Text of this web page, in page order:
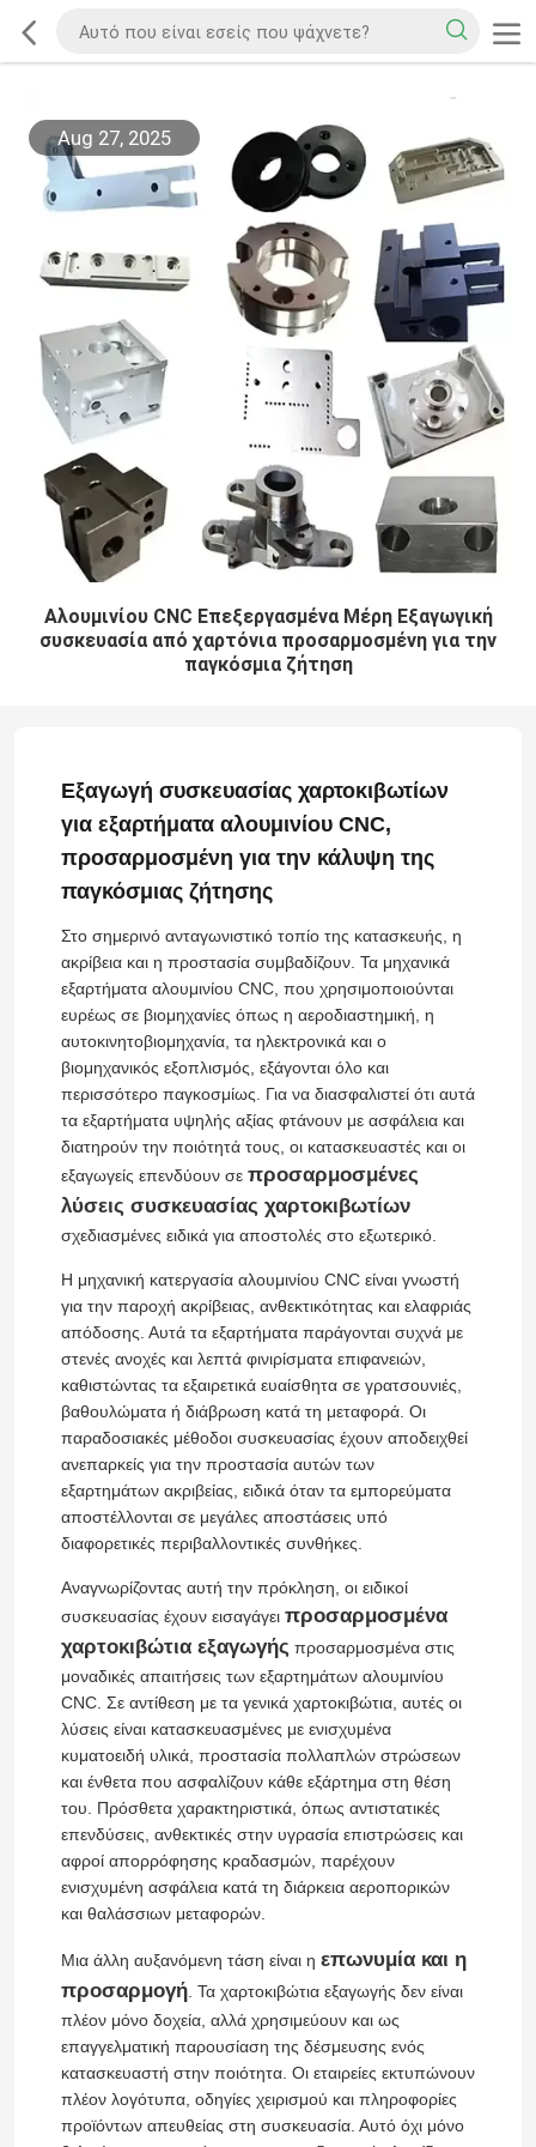
Aug 27, 2025
Αλουμινίου CNC Επεξεργασμένα Μέρη Εξαγωγική
συσκευασία από χαρτόνια προσαρμοσμένη για την
παγκόσμια ζήτηση
Εξαγωγή συσκευασίας χαρτοκιβωτίων
για εξαρτήματα αλουμινίου CNC,
προσαρμοσμένη για την κάλυψη της
παγκόσμιας ζήτησης
Στο σημερινό ανταγωνιστικό τοπίο της κατασκευής, η
ακρίβεια και η προστασία συμβαδίζουν. Τα μηχανικά
εξαρτήματα αλουμινίου CNC, που χρησιμοποιούνται
ευρέως σε βιομηχανίες όπως η αεροδιαστημική, η
αυτοκινητοβιομηχανία, τα ηλεκτρονικά και ο
βιομηχανικός εξοπλισμός, εξάγονται όλο και
περισσότερο παγκοσμίως. Για να διασφαλιστεί ότι αυτά
τα εξαρτήματα υψηλής αξίας φτάνουν με ασφάλεια και
διατηρούν την ποιότητά τους, οι κατασκευαστές και οι
εξαγωγείς επενδύουν σε προσαρμοσμένες
λύσεις συσκευασίας χαρτοκιβωτίων
σχεδιασμένες ειδικά για αποστολές στο εξωτερικό.
Η μηχανική κατεργασία αλουμινίου CNC είναι γνωστή
για την παροχή ακρίβειας, ανθεκτικότητας και ελαφριάς
απόδοσης. Αυτά τα εξαρτήματα παράγονται συχνά με
στενές ανοχές και λεπτά φινιρίσματα επιφανειών,
καθιστώντας τα εξαιρετικά ευαίσθητα σε γρατσουνιές,
βαθουλώματα ή διάβρωση κατά τη μεταφορά. Οι
παραδοσιακές μέθοδοι συσκευασίας έχουν αποδειχθεί
ανεπαρκείς για την προστασία αυτών των
εξαρτημάτων ακριβείας, ειδικά όταν τα εμπορεύματα
αποστέλλονται σε μεγάλες αποστάσεις υπό
διαφορετικές περιβαλλοντικές συνθήκες.
Αναγνωρίζοντας αυτή την πρόκληση, οι ειδικοί
συσκευασίας έχουν εισαγάγει προσαρμοσμένα
χαρτοκιβώτια εξαγωγής προσαρμοσμένα στις
μοναδικές απαιτήσεις των εξαρτημάτων αλουμινίου
CNC. Σε αντίθεση με τα γενικά χαρτοκιβώτια, αυτές οι
λύσεις είναι κατασκευασμένες με ενισχυμένα
κυματοειδή υλικά, προστασία πολλαπλών στρώσεων
και ένθετα που ασφαλίζουν κάθε εξάρτημα στη θέση
του. Πρόσθετα χαρακτηριστικά, όπως αντιστατικές
επενδύσεις, ανθεκτικές στην υγρασία επιστρώσεις και
αφροί απορρόφησης κραδασμών, παρέχουν
ενισχυμένη ασφάλεια κατά τη διάρκεια αεροπορικών
και θαλάσσιων μεταφορών.
Μια άλλη αυξανόμενη τάση είναι η επωνυμία και η
προσαρμογή. Τα χαρτοκιβώτια εξαγωγής δεν είναι
πλέον μόνο δοχεία, αλλά χρησιμεύουν και ως
επαγγελματική παρουσίαση της δέσμευσης ενός
κατασκευαστή στην ποιότητα. Οι εταιρείες εκτυπώνουν
πλέον λογότυπα, οδηγίες χειρισμού και πληροφορίες
προϊόντων απευθείας στη συσκευασία. Αυτό όχι μόνο